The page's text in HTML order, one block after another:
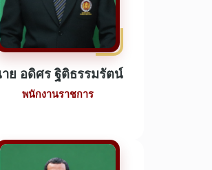
ย อดิศร ฐิติธรรมรัตน์
พนักงานราชการ